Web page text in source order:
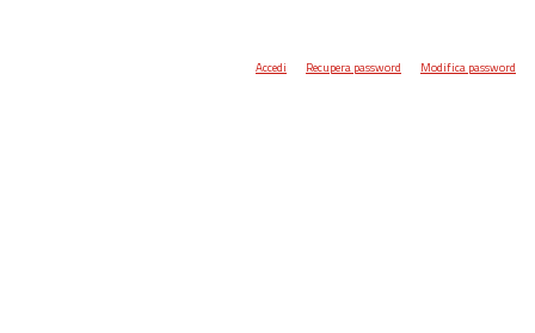
Accedi Recupera password Modifica password